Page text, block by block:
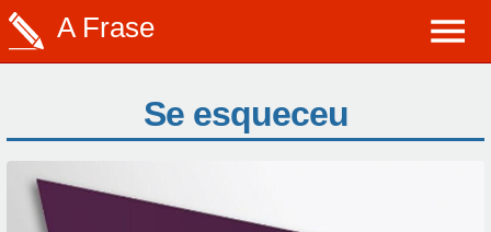
A Frase
Se esqueceu